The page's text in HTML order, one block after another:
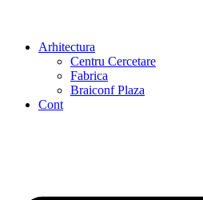
Arhitectura
Centru Cercetare
Fabrica
Braiconf Plaza
Cont